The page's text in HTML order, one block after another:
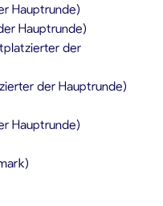
Hauptrunde)
der
der Hauptrunde)